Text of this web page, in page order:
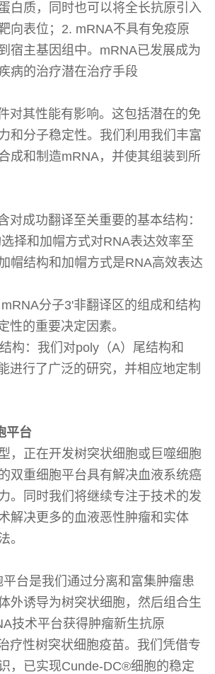
白质，同时也可以将全长抗原引入
向表位；2. mRNA不具有免疫原
宿主基因组中。mRNA已发展成为
病的治疗潜在治疗手段
对其性能有影响。这包括潜在的免
和分子稳定性。我们利用我们丰富
成和制造mRNA，并使其组装到所
对成功翻译至关重要的基本结构：
择和加帽方式对RNA表达效率至
帽结构和加帽方式是RNA高效表达
分子3'非翻译区的组成和结构
性的重要决定因素。
构：我们对poly（A）尾结构和
进行了广泛的研究，并相应地定制
平台
，正在开发树突状细胞或巨噬细胞
双重细胞平台具有解决血液系统癌
。同时我们将继续专注于技术的发
解决更多的血液恶性肿瘤和实体
。
台是我们通过分离和富集肿瘤患
外诱导为树突状细胞，然后组合生
技术平台获得肿瘤新生抗原
疗性树突状细胞疫苗。我们凭借专
，已实现Cunde-DC®细胞的稳定